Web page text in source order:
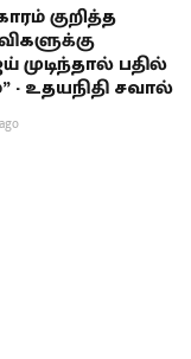
குறித்த
முடிந்தால் பதில்
உதயநிதி சவால்